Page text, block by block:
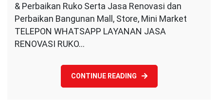
Ruko
& Perbaikan Ruko Serta Jasa Renovasi dan
Perbaikan Bangunan Mall, Store, Mini Market
TELEPON WHATSAPP LAYANAN JASA
RENOVASI RUKO…
CONTINUE READING